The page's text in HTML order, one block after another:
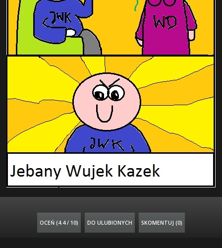
OCEŃ (4.4 / 10) DO ULUBIONYCH SKOMENTUJ (0)